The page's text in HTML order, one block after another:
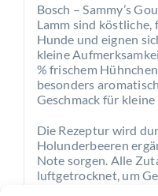
Bosch – Sammy’s
Lamm sind köstliche,
Hunde und eignen
kleine
% frischem
besonders
Geschmack für
Die Rezeptur wird
Holunderbeeren
Note sorgen. Alle
luftgetrocknet, um